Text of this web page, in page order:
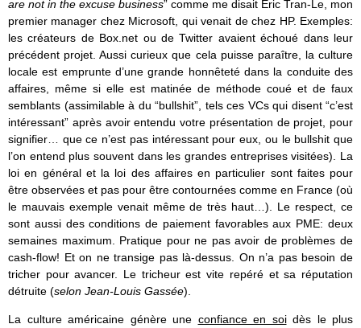
are not in the excuse business” comme me disait Eric Tran-Le, mon
premier manager chez Microsoft, qui venait de chez HP. Exemples:
les créateurs de Box.net ou de Twitter avaient échoué dans leur
précédent projet. Aussi curieux que cela puisse paraître, la culture
locale est emprunte d’une grande honnêteté dans la conduite des
affaires, même si elle est matinée de méthode coué et de faux
semblants (assimilable à du “bullshit”, tels ces VCs qui disent “c’est
intéressant” après avoir entendu votre présentation de projet, pour
signifier… que ce n’est pas intéressant pour eux, ou le bullshit que
l’on entend plus souvent dans les grandes entreprises visitées). La
loi en général et la loi des affaires en particulier sont faites pour
être observées et pas pour être contournées comme en France (où
le mauvais exemple venait même de très haut…). Le respect, ce
sont aussi des conditions de paiement favorables aux PME: deux
semaines maximum. Pratique pour ne pas avoir de problèmes de
cash-flow! Et on ne transige pas là-dessus. On n’a pas besoin de
tricher pour avancer. Le tricheur est vite repéré et sa réputation
détruite (selon Jean-Louis Gassée).
La culture américaine génère une confiance en soidès le plus